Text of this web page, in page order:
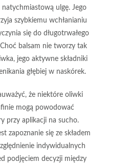
ulgę. Jego
szybkiemu wchłanianiu
się do długotrwałego
balsam nie tworzy tak
, jego aktywne składniki
głębiej w naskórek.
że niektóre oliwki
mogą powodować
przy aplikacji na sucho.
zapoznanie się ze składem
indywidualnych
podjęciem decyzji między